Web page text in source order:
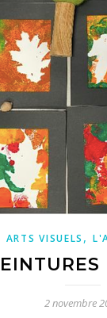
ARTS VISUELS ,
2 novembre